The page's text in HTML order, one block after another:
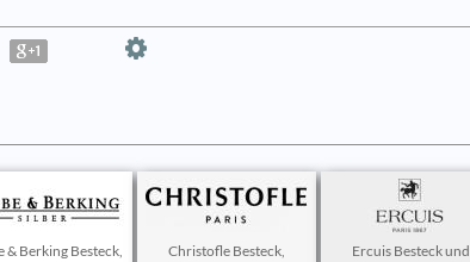
& Berking Besteck,
Christofle Besteck,
Ercuis Besteck und